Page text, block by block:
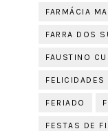
FARMÁCIA
FARRA DOS
FAUSTINO
FELICIDADES
FERIADO
FESTAS DE